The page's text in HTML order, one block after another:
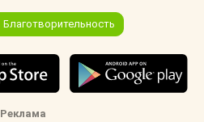
Благотворительность
Реклама